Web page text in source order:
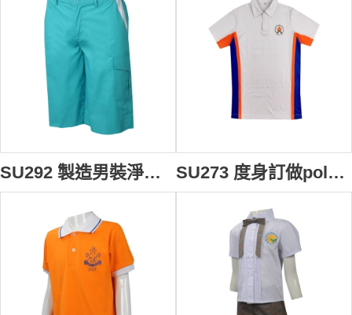
SU292 製造男裝淨色校服 訂製短褲校服 校服專營 100棉 湖藍色 新加坡 SU273 度身訂做polo恤校服 團體訂做中學校服款式 perfect 風紀衫 設計校服polo恤製衣廠